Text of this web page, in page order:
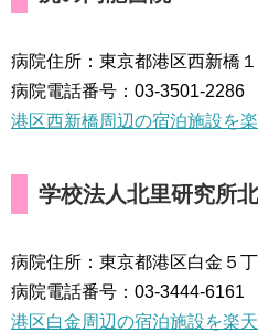
病院住所：東京都港区西新橋
病院電話番号：03-3501-2286
港区西新橋周辺の宿泊施設を
学校法人北里研究所
病院住所：東京都港区白金５丁
病院電話番号：03-3444-6161
港区白金周辺の宿泊施設を楽